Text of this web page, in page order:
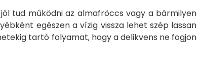
tud működni az almafröccs vagy a bármilyen
egészen a vízig vissza lehet szép lassan
tartó folyamat, hogy a delikvens ne fogjon